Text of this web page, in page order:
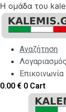
Η ομάδα του
Skip
content
Αναζήτηση
Λογαριασμός
Επικοινωνία
0.00 € 0 Cart